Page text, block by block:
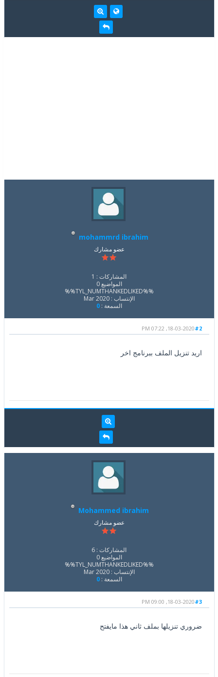
mohammrd ibrahim
عضو مشارك
المشاركات : 1
المواضيع 0
%%TYL_NUMTHANKEDLIKED%%
الإنتساب : Mar 2020
السمعة :0
#2
18-03-2020, 07:22 PM
اريد تنزيل الملف ببرنامج اخر
Mohammed ibrahim
عضو مشارك
المشاركات : 6
المواضيع 0
%%TYL_NUMTHANKEDLIKED%%
الإنتساب : Mar 2020
السمعة :0
#3
18-03-2020, 09:00 PM
ضروري تنزيلها بملف ثاني هذا مايفتح